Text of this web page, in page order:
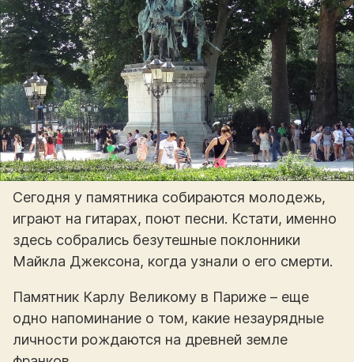
Сегодня у памятника собираются молодежь,
играют на гитарах, поют песни. Кстати, именно
здесь собрались безутешные поклонники
Майкла Джексона, когда узнали о его смерти.
Памятник Карлу Великому в Париже – еще
одно напоминание о том, какие незаурядные
личности рождаются на древней земле